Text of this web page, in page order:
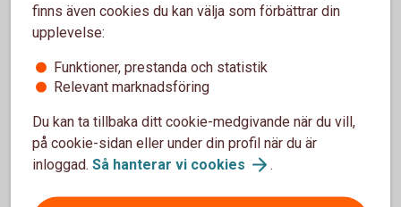
Kan jag flytta mitt bolån och låna mer?
Hur funkar det att flytta bolån med bunden
Hur flyttar jag mitt bolån?
Hur mycket kostar det att flytta bolån?
finns även cookies du kan välja som förbättrar din
upplevelse:
Funktioner, prestanda och statistik
Relevant marknadsföring
Du kan ta tillbaka ditt cookie-medgivande när du vill,
på cookie-sidan eller under din profil när du är
inloggad. Så hanterar vi cookies .